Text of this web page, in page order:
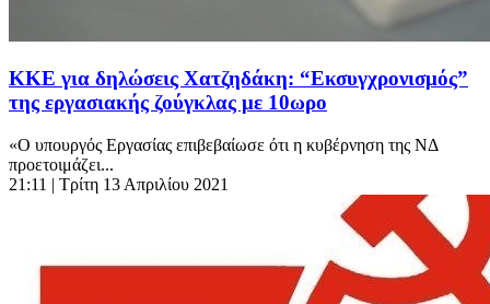
ΚΚΕ για δηλώσεις Χατζηδάκη: “Εκσυγχρονισμός”
της εργασιακής ζούγκλας με 10ωρο
«Ο υπουργός Εργασίας επιβεβαίωσε ότι η κυβέρνηση της ΝΔ
προετοιμάζει...
21:11 | Τρίτη 13 Απριλίου 2021